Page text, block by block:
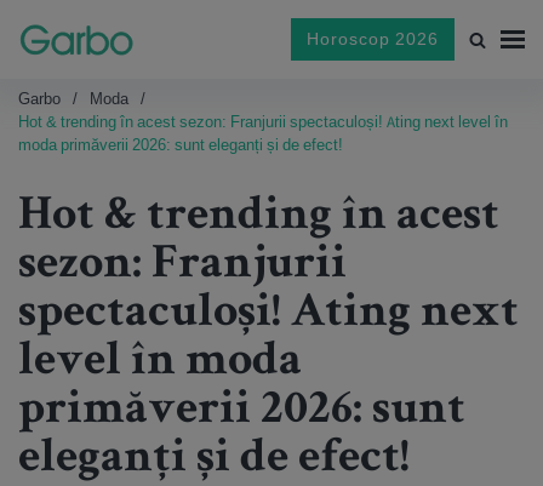
Horoscop 2026
Garbo
Moda
Hot & trending în acest sezon: Franjurii spectaculoși! Ating next level în
moda primăverii 2026: sunt eleganți și de efect!
Hot & trending în acest
sezon: Franjurii
spectaculoși! Ating next
level în moda
primăverii 2026: sunt
eleganți și de efect!